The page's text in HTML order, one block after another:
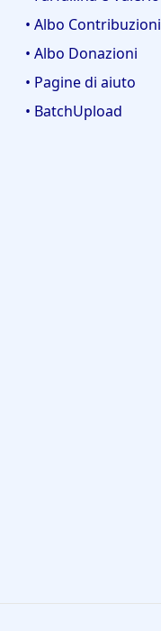
• Albo Contribuzioni
• Albo Donazioni
• Pagine di aiuto
• BatchUpload